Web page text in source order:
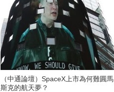
（中通論壇）SpaceX上市為何難圓馬
斯克的航天夢？